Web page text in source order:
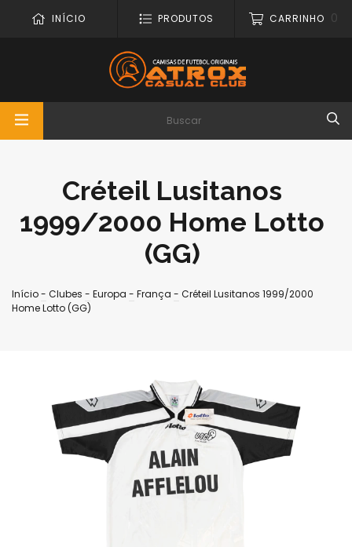
INÍCIO PRODUTOS CARRINHO 0
Créteil Lusitanos
1999/2000 Home Lotto
(GG)
Início- Clubes - Europa - França - Créteil Lusitanos 1999/2000
Home Lotto (GG)